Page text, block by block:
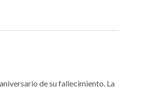
de su fallecimiento. La